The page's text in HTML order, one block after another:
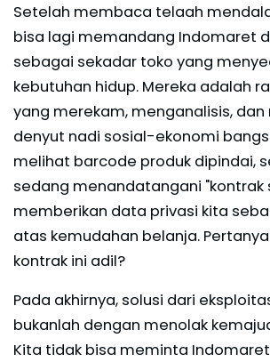
Setelah membaca telaah
bisa lagi memandang Indomaret
sebagai sekadar toko yang
kebutuhan hidup. Mereka adalah
yang merekam, menganalisis,
denyut nadi sosial-ekonomi
melihat barcode produk dipindai,
sedang menandatangani "kontrak
memberikan data privasi kita
atas kemudahan belanja.
kontrak ini adil?
Pada akhirnya, solusi dari
bukanlah dengan menolak
Kita tidak bisa meminta